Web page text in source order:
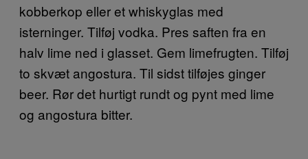
kobberkop eller et whiskyglas med
isterninger. Tilføj vodka. Pres saften fra en
halv lime ned i glasset. Gem limefrugten. Tilføj
to skvæt angostura. Til sidst tilføjes ginger
beer. Rør det hurtigt rundt og pynt med lime
og angostura bitter.